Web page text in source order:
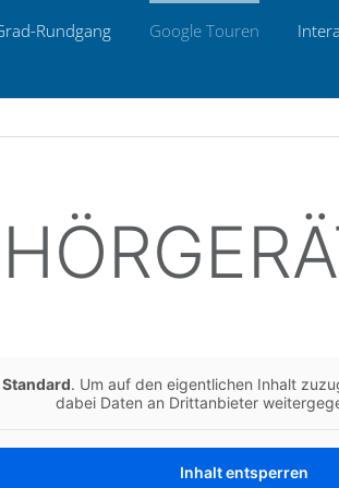
Rund­gang Google Touren
Stan­dard. Um auf den eigent­li­chen Inhalt
dabei Daten an Dritt­an­bie­ter
Inhalt ent­sper­ren